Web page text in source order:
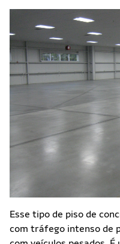
Esse tipo de piso de
com tráfego intenso de